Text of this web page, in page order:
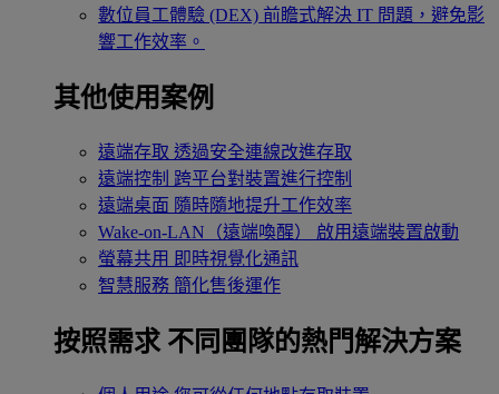
數位員工體驗 (DEX) 前瞻式解決 IT 問題，避免影
響工作效率。
其他使用案例
遠端存取 透過安全連線改進存取
遠端控制 跨平台對裝置進行控制
遠端桌面 隨時隨地提升工作效率
Wake-on-LAN（遠端喚醒）
啟用遠端裝置啟動
螢幕共用 即時視覺化通訊
智慧服務 簡化售後運作
按照需求 不同團隊的熱門解決方案